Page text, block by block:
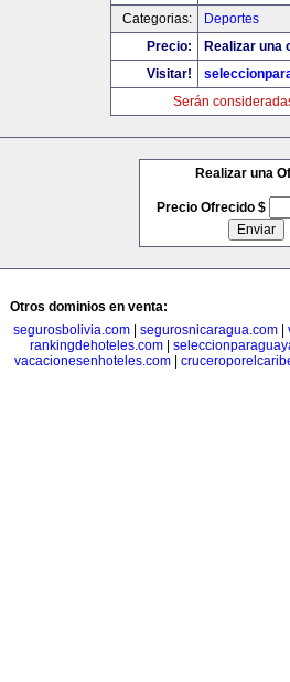
Categorias:
Deportes
Precio:
Realizar una
Visitar!
Serán
Realizar una
Precio Ofrecido $
Otros dominios en venta:
segurosbolivia.com| segurosnicaragua.com|
rankingdehoteles.com|
vacacionesenhoteles.com